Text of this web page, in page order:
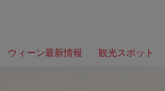
ニ
の
ウィーン最新情報 観光スポット
何
を